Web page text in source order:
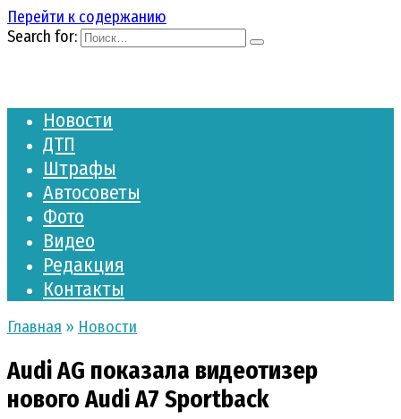
Перейти к содержанию
Search for:
Новости
ДТП
Штрафы
Автосоветы
Фото
Видео
Редакция
Контакты
Главная » Новости
Audi AG показала видеотизер
нового Audi A7 Sportback